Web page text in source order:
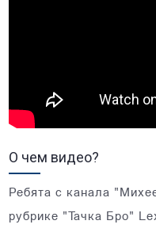
О чем видео?
Ребята с канала
рубрике "Тачка Бро"